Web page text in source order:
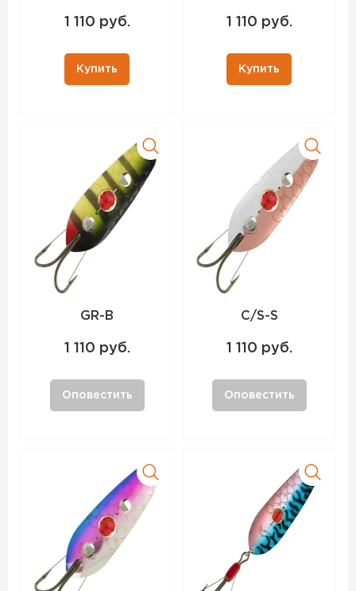
1 110 руб.
Купить
1 110 руб.
Купить
GR-B
1 110 руб.
Оповестить
C/S-S
1 110 руб.
Оповестить